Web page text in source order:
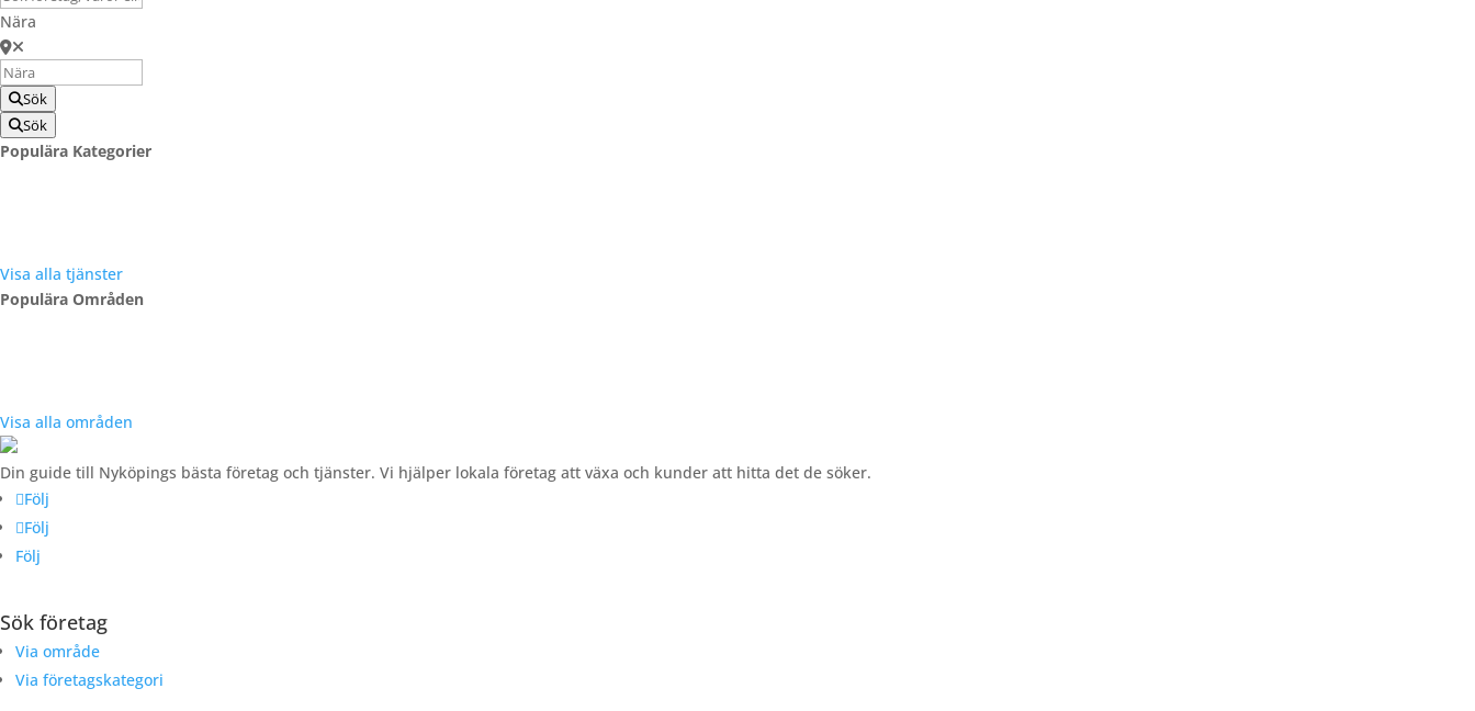
Nära
Sök
Sök
Populära Kategorier
Visa alla tjänster
Populära Områden
Visa alla områden
Din guide till Nyköpings bästa företag och tjänster. Vi hjälper lokala företag att växa och kunder att hitta det de söker.
Följ
Följ
Följ
Sök företag
Via område
Via företagskategori